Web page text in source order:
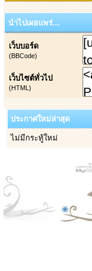
นำไปเผยแพร่...
เว็บบอร์ด
(BBCode)
เว็บไซต์ทั่วไป
(HTML)
ประกาศใหม่ล่าสุด
ไม่มีกระทู้ใหม่